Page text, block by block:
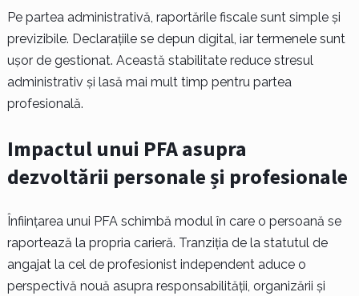
Pe partea administrativă, raportările fiscale sunt simple și
previzibile. Declarațiile se depun digital, iar termenele sunt
ușor de gestionat. Această stabilitate reduce stresul
administrativ și lasă mai mult timp pentru partea
profesională.
Impactul unui PFA asupra
dezvoltării personale și profesionale
Înființarea unui PFA schimbă modul în care o persoană se
raportează la propria carieră. Tranziția de la statutul de
angajat la cel de profesionist independent aduce o
perspectivă nouă asupra responsabilității, organizării și